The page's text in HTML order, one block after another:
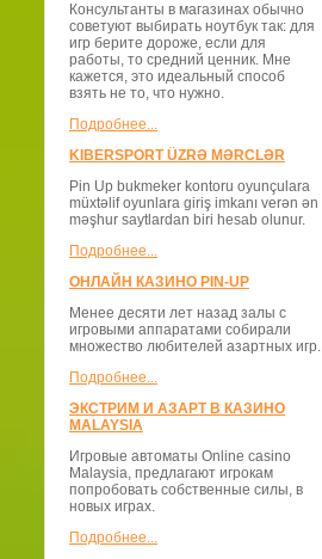
Консультанты в магазинах обычно
советуют выбирать ноутбук так: для
игр берите дороже, если для
работы, то средний ценник. Мне
кажется, это идеальный способ
взять не то, что нужно.
Подробнее...
KIBERSPORT ÜZRƏ MƏRCLƏR
Pin Up bukmeker kontoru oyunçulara
müxtəlif oyunlara giriş imkanı verən ən
məşhur saytlardan biri hesab olunur.
Подробнее...
ОНЛАЙН КАЗИНО PIN-UP
Менее десяти лет назад залы с
игровыми аппаратами собирали
множество любителей азартных игр.
Подробнее...
ЭКСТРИМ И АЗАРТ В КАЗИНО
MALAYSIA
Игровые автоматы Online casino
Malaysia, предлагают игрокам
попробовать собственные силы, в
новых играх.
Подробнее...